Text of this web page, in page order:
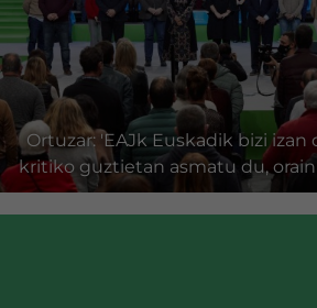
Ortuzar: 'EAJk Euskadik bizi
kritiko guztietan asmatu du,